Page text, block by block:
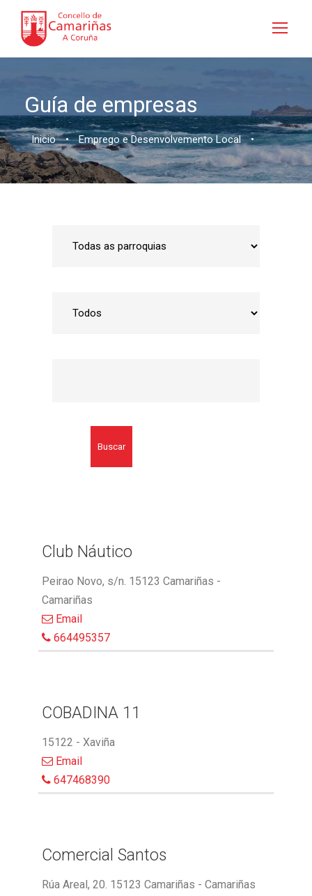
Guía de empresas
Inicio • Emprego e Desenvolvemento Local •
Buscar
Club Náutico
Peirao Novo, s/n. 15123 Camariñas -
Camariñas
Email
664495357
COBADINA 11
15122 - Xaviña
Email
647468390
Comercial Santos
Rúa Areal, 20. 15123 Camariñas - Camariñas